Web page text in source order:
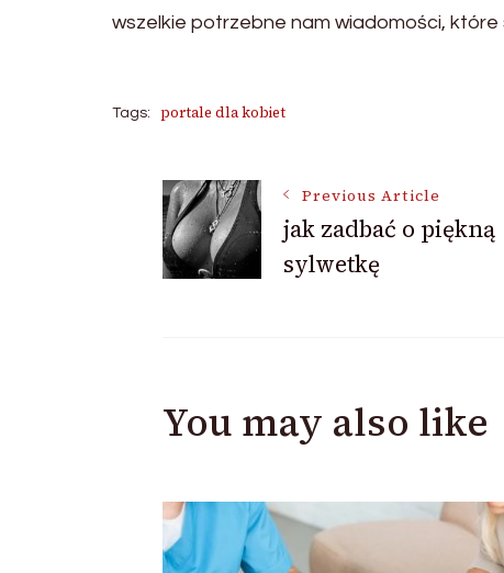
wszelkie potrzebne nam wiadomości, które
Tags: portale dla kobiet
Post
Navigation
Previous Article
jak zadbać o piękną
sylwetkę
You may also like